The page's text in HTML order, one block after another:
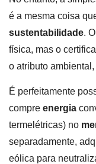
é a mesma coisa
sustentabilidade.
física, mas o
o atributo
É perfeitamente
compre energia
termelétricas) no
separadamente,
eólica para